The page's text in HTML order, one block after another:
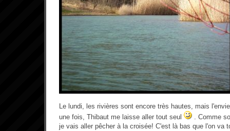
Le lundi, les rivières sont encore très hautes, mais
une fois, Thibaut me laisse aller tout seul
. Comme
je vais aller pêcher à la croisée! C'est là bas que l'on va